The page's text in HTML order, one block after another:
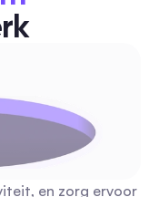
marketeers (2026)
van top e-nieuwsbrieven
moderatie—getagd op
Elke
workflow van 1-2
en zorg ervoor